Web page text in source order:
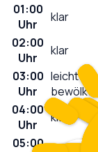
01:00
Uhr
klar
02:00
Uhr
klar
03:00
Uhr
leicht
bewölkt
04:00
Uhr
klar
05:00